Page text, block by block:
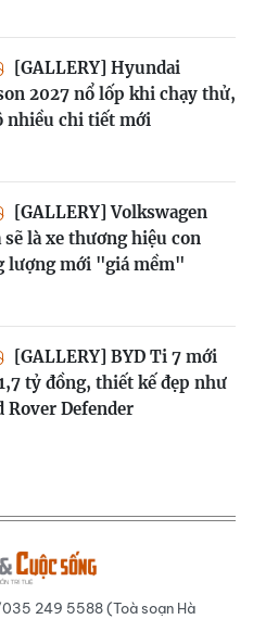
[GALLERY] Hyundai
2027 nổ lốp khi chạy thử,
nhiều chi tiết mới
[GALLERY] Volkswagen
sẽ là xe thương hiệu con
lượng mới "giá mềm"
[GALLERY] BYD Ti 7 mới
tỷ đồng, thiết kế đẹp như
Rover Defender
249 5588 (Toà soạn Hà